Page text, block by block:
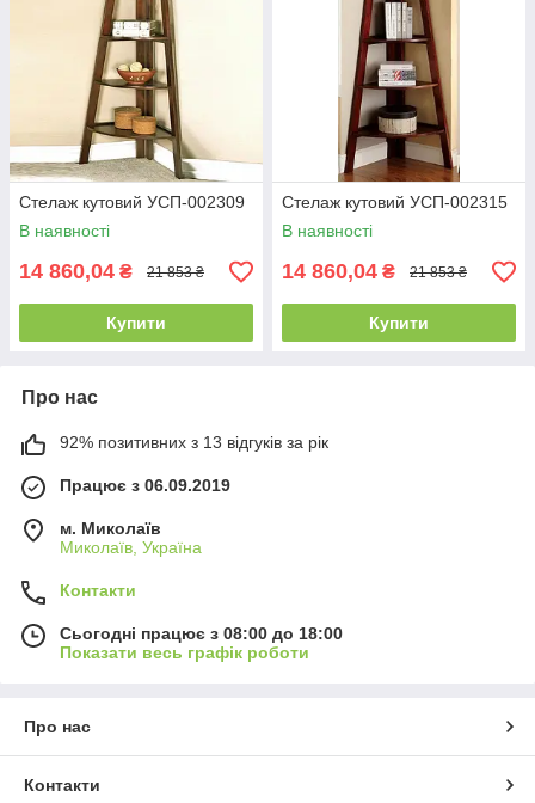
Стелаж кутовий УСП-002309
В наявності
14 860,04 ₴ 21 853 ₴
Купити
Стелаж кутовий УСП-002315
В наявності
14 860,04 ₴ 21 853 ₴
Купити
Про нас
92% позитивних з 13 відгуків за рік
Працює з 06.09.2019
м. Миколаїв
Миколаїв, Україна
Контакти
Сьогодні працює з 08:00 до 18:00
Показати весь графік роботи
Про нас
Контакти